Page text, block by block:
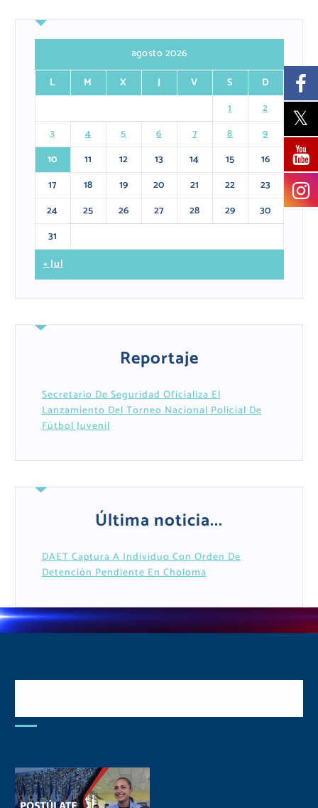
agosto 2026
L
M X J V S
D
1
2
3
4 5 6 7 8
9
10
11 12 13 14 15
16
17
18 19 20 21 22
23
24
25 26 27 28 29
30
31
« Jul
Reportaje
Secretario De Seguridad Oficializa El
Lanzamiento Del Torneo Nacional Policial De
Fútbol Juvenil
Última noticia...
DAET Captura A Individuo Con Orden De
Detención Pendiente En Choloma